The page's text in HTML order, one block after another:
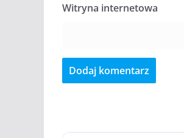
Witryna internetowa